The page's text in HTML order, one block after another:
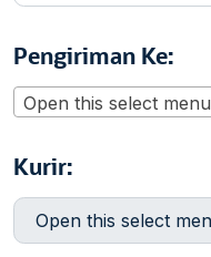
Pengiriman Ke:
Open this select menu
Kurir: